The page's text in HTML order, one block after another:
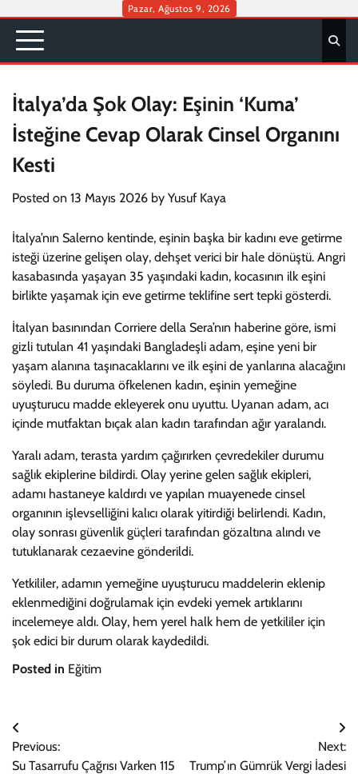
content
Pazar, Ağustos 9, 2026
İtalya’da Şok Olay: Eşinin ‘Kuma’
İsteğine Cevap Olarak Cinsel Organını
Kesti
Posted on 13 Mayıs 2026 by Yusuf Kaya
İtalya’nın Salerno kentinde, eşinin başka bir kadını eve getirme
isteği üzerine gelişen olay, dehşet verici bir hale dönüştü. Angri
kasabasında yaşayan 35 yaşındaki kadın, kocasının ilk eşini
birlikte yaşamak için eve getirme teklifine sert tepki gösterdi.
İtalyan basınından Corriere della Sera’nın haberine göre, ismi
gizli tutulan 41 yaşındaki Bangladeşli adam, eşine yeni bir
yaşam alanına taşınacaklarını ve ilk eşini de yanlarına alacağını
söyledi. Bu duruma öfkelenen kadın, eşinin yemeğine
uyuşturucu madde ekleyerek onu uyuttu. Uyanan adam, acı
içinde mutfaktan bıçak alan kadın tarafından ağır yaralandı.
Yaralı adam, terasta yardım çağırırken çevredekiler durumu
sağlık ekiplerine bildirdi. Olay yerine gelen sağlık ekipleri,
adamı hastaneye kaldırdı ve yapılan muayenede cinsel
organının işlevselliğini kalıcı olarak yitirdiği belirlendi. Kadın,
olay sonrası güvenlik güçleri tarafından gözaltına alındı ve
tutuklanarak cezaevine gönderildi.
Yetkililer, adamın yemeğine uyuşturucu maddelerin eklenip
eklenmediğini doğrulamak için evdeki yemek artıklarını
incelemeye aldı. Olay, hem yerel halk hem de yetkililer için
şok edici bir durum olarak kaydedildi.
Posted in Eğitim
Yazı
gezinmesi
Previous:
Su Tasarrufu Çağrısı Varken 115
Next:
Trump’ın Gümrük Vergi İadesi